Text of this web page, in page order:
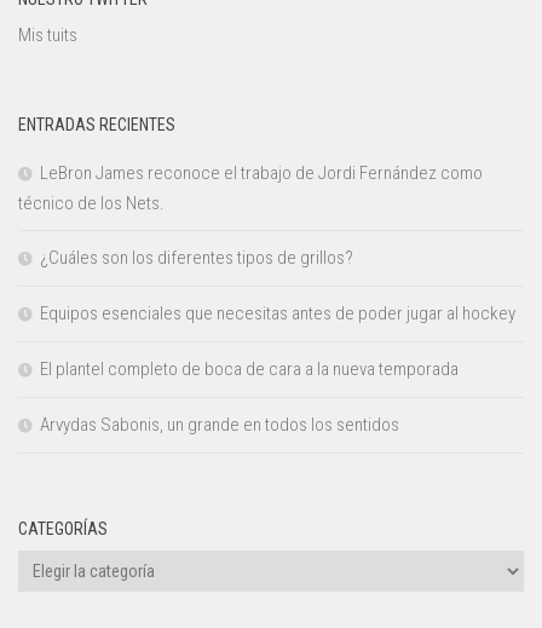
Mis tuits
ENTRADAS RECIENTES
LeBron James reconoce el trabajo de Jordi Fernández como
técnico de los Nets.
¿Cuáles son los diferentes tipos de grillos?
Equipos esenciales que necesitas antes de poder jugar al hockey
El plantel completo de boca de cara a la nueva temporada
Arvydas Sabonis, un grande en todos los sentidos
CATEGORÍAS
Categorías